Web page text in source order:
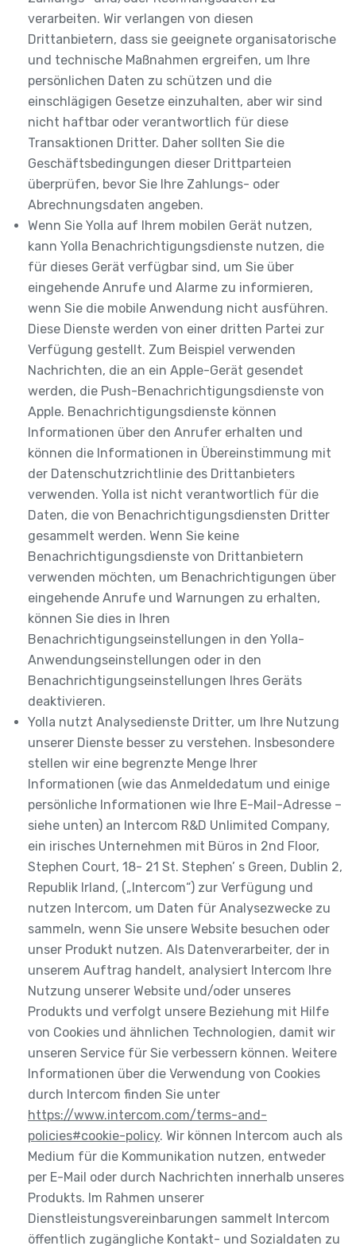
verarbeiten. Wir verlangen von diesen
Drittanbietern, dass sie geeignete organisatorische
und technische Maßnahmen ergreifen, um Ihre
persönlichen Daten zu schützen und die
einschlägigen Gesetze einzuhalten, aber wir sind
nicht haftbar oder verantwortlich für diese
Transaktionen Dritter. Daher sollten Sie die
Geschäftsbedingungen dieser Drittparteien
überprüfen, bevor Sie Ihre Zahlungs- oder
Abrechnungsdaten angeben.
Wenn Sie Yolla auf Ihrem mobilen Gerät nutzen,
kann Yolla Benachrichtigungsdienste nutzen, die
für dieses Gerät verfügbar sind, um Sie über
eingehende Anrufe und Alarme zu informieren,
wenn Sie die mobile Anwendung nicht ausführen.
Diese Dienste werden von einer dritten Partei zur
Verfügung gestellt. Zum Beispiel verwenden
Nachrichten, die an ein Apple-Gerät gesendet
werden, die Push-Benachrichtigungsdienste von
Apple. Benachrichtigungsdienste können
Informationen über den Anrufer erhalten und
können die Informationen in Übereinstimmung mit
der Datenschutzrichtlinie des Drittanbieters
verwenden. Yolla ist nicht verantwortlich für die
Daten, die von Benachrichtigungsdiensten Dritter
gesammelt werden. Wenn Sie keine
Benachrichtigungsdienste von Drittanbietern
verwenden möchten, um Benachrichtigungen über
eingehende Anrufe und Warnungen zu erhalten,
können Sie dies in Ihren
Benachrichtigungseinstellungen in den Yolla-
Anwendungseinstellungen oder in den
Benachrichtigungseinstellungen Ihres Geräts
deaktivieren.
Yolla nutzt Analysedienste Dritter, um Ihre Nutzung
unserer Dienste besser zu verstehen. Insbesondere
stellen wir eine begrenzte Menge Ihrer
Informationen (wie das Anmeldedatum und einige
persönliche Informationen wie Ihre E-Mail-Adresse –
siehe unten) an Intercom R&D Unlimited Company,
ein irisches Unternehmen mit Büros in 2nd Floor,
Stephen Court, 18- 21 St. Stephen’ s Green, Dublin 2,
Republik Irland, („Intercom“) zur Verfügung und
nutzen Intercom, um Daten für Analysezwecke zu
sammeln, wenn Sie unsere Website besuchen oder
unser Produkt nutzen. Als Datenverarbeiter, der in
unserem Auftrag handelt, analysiert Intercom Ihre
Nutzung unserer Website und/oder unseres
Produkts und verfolgt unsere Beziehung mit Hilfe
von Cookies und ähnlichen Technologien, damit wir
unseren Service für Sie verbessern können. Weitere
Informationen über die Verwendung von Cookies
durch Intercom finden Sie unter
https://www.intercom.com/terms-and-
policies#cookie-policy. Wir können Intercom auch als
Medium für die Kommunikation nutzen, entweder
per E-Mail oder durch Nachrichten innerhalb unseres
Produkts. Im Rahmen unserer
Dienstleistungsvereinbarungen sammelt Intercom
öffentlich zugängliche Kontakt- und Sozialdaten zu